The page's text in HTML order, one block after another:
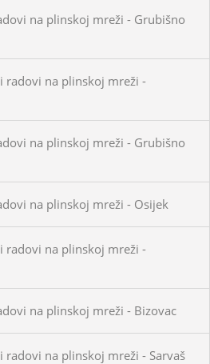
na plinskoj mreži - Grubišno
radovi na plinskoj mreži -
na plinskoj mreži - Grubišno
na plinskoj mreži - Osijek
radovi na plinskoj mreži -
na plinskoj mreži - Bizovac
na plinskoj mreži - Sarvaš